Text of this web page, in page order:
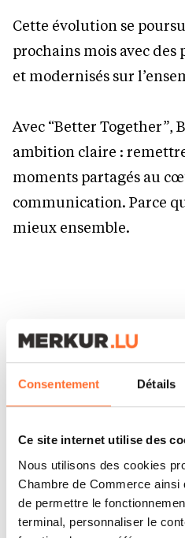
Consentement Détails
Ce site internet utilise des
Nous utilisons des cookies
Chambre de Commerce
de permettre le
terminal, personnaliser le
Cette évolution se
prochains mois avec
et modernisés sur
Avec “Better
ambition claire :
moments partagés au
communication. Parce
mieux ensemble.
ARTICLES